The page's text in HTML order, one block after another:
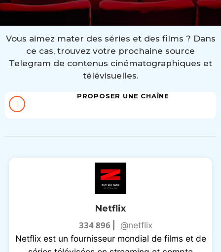
Vous aimez mater des séries et des films ? Dans
ce cas, trouvez votre prochaine source
Telegram de contenus cinématographiques et
télévisuelles.
PROPOSER UNE CHAÎNE
Netflix
334 896
@netflix
Netflix est un fournisseur mondial de films et de